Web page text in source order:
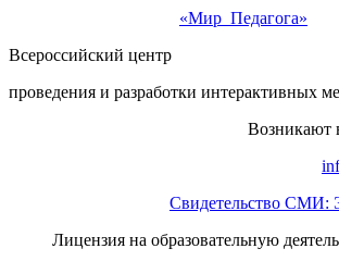
«Мир Педагога»
Всероссийский центр
проведения и разработки интерактивных
Возникают
Свидетельство
Лицензия на образовательную